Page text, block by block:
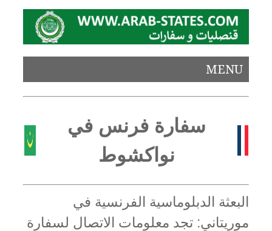
MENU
سفارة فرنس في
نواكشوط
البعثة الدبلوماسية الفرنسية في
موريتاني: تجد معلومات الاتصال لسفارة